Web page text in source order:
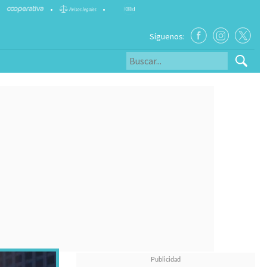
• •
Síguenos: